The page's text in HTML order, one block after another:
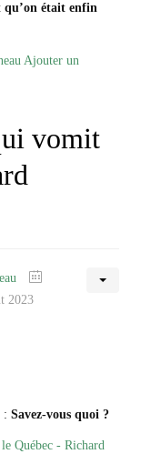
qu’on était enfin
Ajouter un
vomit
2023
: Savez-vous quoi ?
Québec - Richard